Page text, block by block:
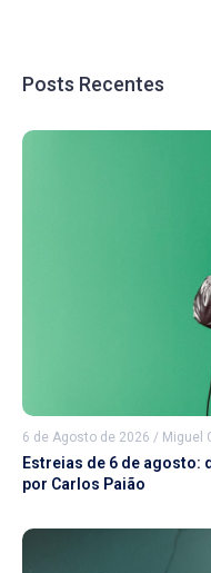
Posts Recentes
6 de Agosto de 2026 / Miguel
Estreias de 6 de agosto:
por Carlos Paião